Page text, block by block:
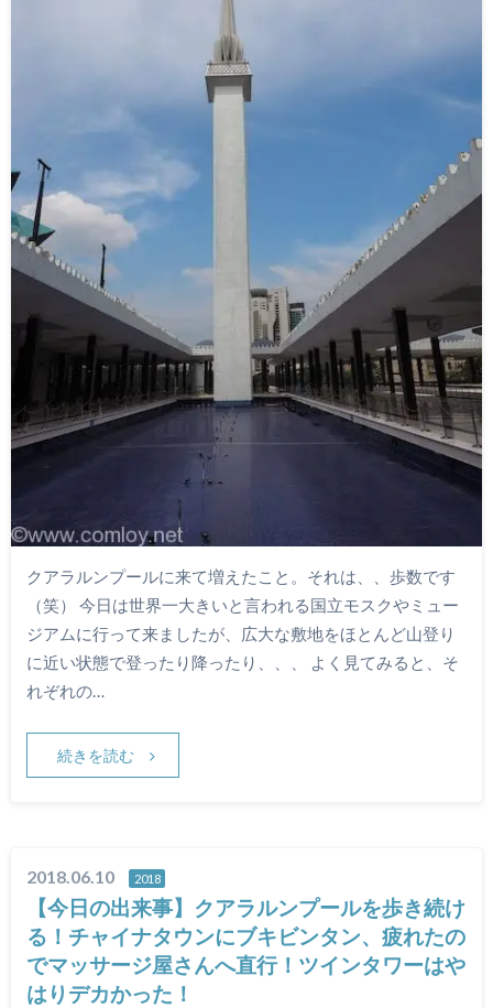
クアラルンプールに来て増えたこと。それは、、歩数です
（笑） 今日は世界一大きいと言われる国立モスクやミュー
ジアムに行って来ましたが、広大な敷地をほとんど山登り
に近い状態で登ったり降ったり、、、 よく見てみると、そ
れぞれの…
続きを読む
2018.06.10 2018
【今日の出来事】クアラルンプールを歩き続け
る！チャイナタウンにブキビンタン、疲れたの
でマッサージ屋さんへ直行！ツインタワーはや
はりデカかった！